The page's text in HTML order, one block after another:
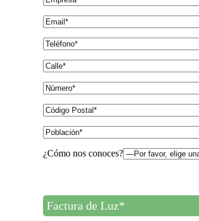
¿Cómo nos conoces?
Factura de Luz*